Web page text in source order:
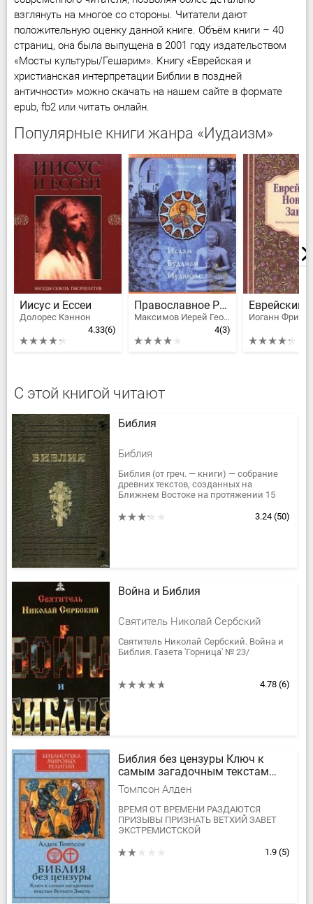
взглянуть на многое со стороны. Читатели дают
положительную оценку данной книге. Объём книги – 40
страниц, она была выпущена в 2001 году издательством
«Мосты культуры/Гешарим». Книгу «Еврейская и
христианская интерпретации Библии в поздней
античности» можно скачать на нашем сайте в формате
epub, fb2 или читать онлайн.
Популярные книги жанра «Иудаизм»
Иисус и Ессеи
Долорес Кэннон
4.33(6)
Православное Религиоведение: Ислам, Буддизм, Иудаизм
Максимов Иерей Георгий Валерьевич, Смоляр К. В.
4(3)
С этой книгой читают
Библия
Библия
Библия (от греч. — книги) — собрание
древних текстов, созданных на
Ближнем Востоке на протяжении 15
канонизированное в иудаизме...3.24 (50)
Война и Библия
Святитель Николай Сербский
Святитель Николай Сербский. Война и
Библия. Газета 'Горница' № 23/
4.78 (6)
Библия без цензуры Ключ к
самым загадочным текстам
Ветхого Завета
Томпсон Алден
ВРЕМЯ ОТ ВРЕМЕНИ РАЗДАЮТСЯ
ПРИЗЫВЫ ПРИЗНАТЬ ВЕТХИЙ ЗАВЕТ
ЭКСТРЕМИСТСКОЙ
ГРУБОСТЬ НЕКОТОРЫХ
1.9 (5)